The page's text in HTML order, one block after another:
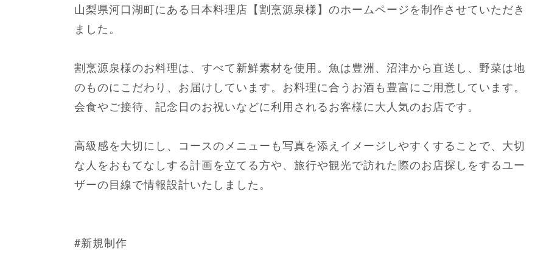
山梨県河口湖町にある日本料理店【割烹源泉様】のホームページを制作させていただき
ました。
割烹源泉様のお料理は、すべて新鮮素材を使用。魚は豊洲、沼津から直送し、野菜は地
のものにこだわり、お届けしています。お料理に合うお酒も豊富にご用意しています。
会食やご接待、記念日のお祝いなどに利用されるお客様に大人気のお店です。
高級感を大切にし、コースのメニューも写真を添えイメージしやすくすることで、大切
な人をおもてなしする計画を立てる方や、旅行や観光で訪れた際のお店探しをするユー
ザーの目線で情報設計いたしました。
#新規制作